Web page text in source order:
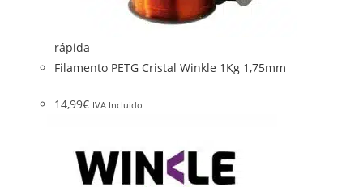
rápida
Filamento PETG Cristal Winkle 1Kg 1,75mm
14,99€ IVA Incluido